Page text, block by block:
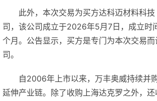
此外，本次交易为买方达科迈材料科
司，该公司成立于2026年5月7日，成立时
个月。公告显示，买方是专门为本次交易
司。
自2006年上市以来，万丰奥威持续并
延伸产业链。除了收购上海达克罗之外，